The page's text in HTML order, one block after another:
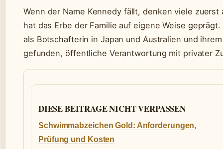
Wenn der Name Kennedy fällt, denken viele
hat das Erbe der Familie auf eigene Weise
als Botschafterin in Japan und Australien und
gefunden, öffentliche Verantwortung mit privater
DIESE BEITRAGE NICHT VERPASSEN
Schwimmabzeichen Gold: Anforderungen,
Prüfung und Kosten